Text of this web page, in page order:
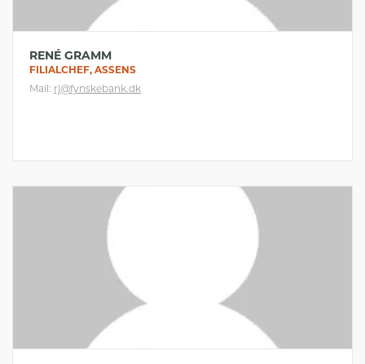
RENÉ GRAMM
FILIALCHEF, ASSENS
Mail: rj@fynskebank.dk